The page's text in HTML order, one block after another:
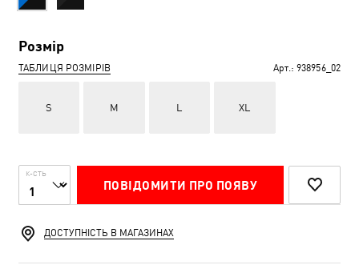
Розмір
ТАБЛИЦЯ РОЗМІРІВ Арт.: 938956_02
S M L XL
К-СТЬ
ПОВІДОМИТИ ПРО ПОЯВУ
ДОСТУПНІСТЬ В МАГАЗИНАХ